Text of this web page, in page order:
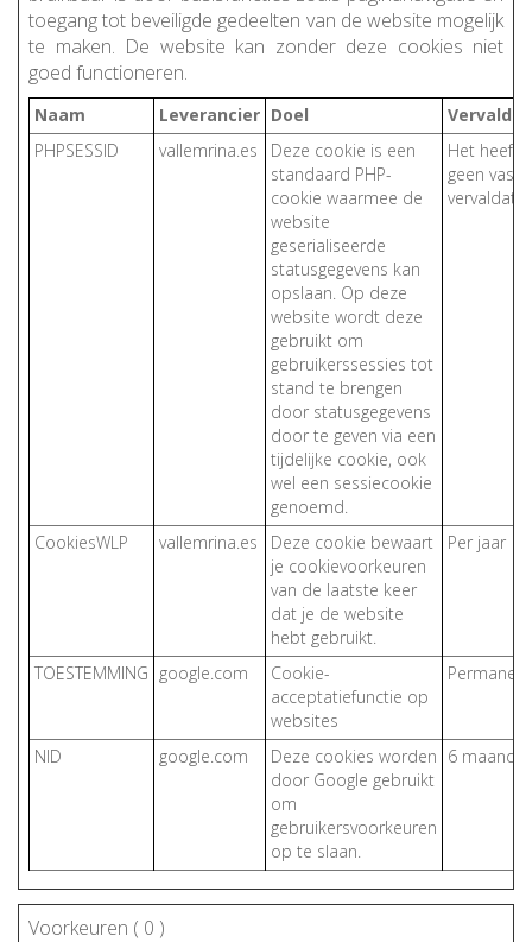
toegang tot beveiligde gedeelten van de website mogelijk
te maken. De website kan zonder deze cookies niet
goed functioneren.
Naam Leverancier Doel
PHPSESSID
vallemrina.es
Deze cookie is een
standaard PHP-
cookie waarmee de
website
geserialiseerde
statusgegevens kan
opslaan. Op deze
website wordt deze
gebruikt om
gebruikerssessies tot
stand te brengen
door statusgegevens
door te geven via een
tijdelijke cookie, ook
wel een sessiecookie
genoemd.
Het heeft
geen vaste
CookiesWLP vallemrina.es
Deze cookie bewaart
je cookievoorkeuren
van de laatste keer
dat je de website
hebt gebruikt.
Per jaar
TOESTEMMING google.com
Cookie-
acceptatiefunctie op
websites
Permanent
NID google.com
Deze cookies worden
door Google gebruikt
om
gebruikersvoorkeuren
op te slaan.
6
Voorkeuren ( 0 )